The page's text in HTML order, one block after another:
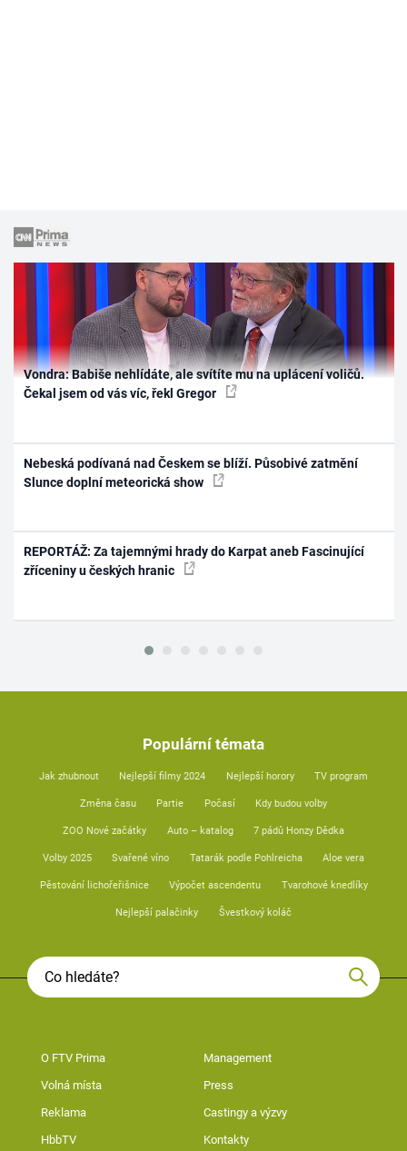
Vondra: Babiše nehlídáte, ale svítíte mu na uplácení voličů.
Čekal jsem od vás víc, řekl Gregor
Nebeská podívaná nad Českem se blíží. Působivé zatmění
Slunce doplní meteorická show
REPORTÁŽ: Za tajemnými hrady do Karpat aneb Fascinující
zříceniny u českých hranic
Populární témata
Jak zhubnout Nejlepší filmy 2024 Nejlepší horory TV program
Změna času Partie Počasí Kdy budou volby
ZOO Nové začátky Auto – katalog 7 pádů Honzy Dědka
Volby 2025 Svařené víno Tatarák podle Pohlreicha Aloe vera
Pěstování lichořeřišnice Výpočet ascendentu Tvarohové knedlíky
Nejlepší palačinky Švestkový koláč
O FTV Prima Management
Volná místa Press
Reklama Castingy a výzvy
HbbTV Kontakty